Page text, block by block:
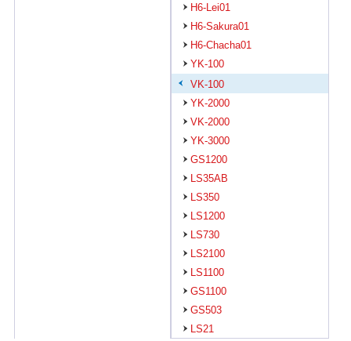
H6-Lei01
H6-Sakura01
H6-Chacha01
YK-100
VK-100
YK-2000
VK-2000
YK-3000
GS1200
LS35AB
LS350
LS1200
LS730
LS2100
LS1100
GS1100
GS503
LS21